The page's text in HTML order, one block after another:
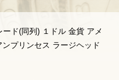
ード(同列) １ドル 金貨 アメ
プリンセス ラージヘッド